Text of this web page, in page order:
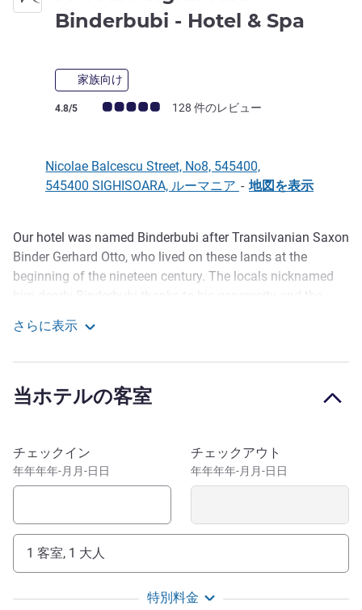
Binderbubi - Hotel & Spa
家族向け
お客さまの声 (確認済みレビュー アコーホテルズ)
4.8/5 128 件のレビュー
Nicolae Balcescu Street, No8, 545400,
545400 SIGHISOARA, ルーマニア - 地図を表示
説明
Our hotel was named Binderbubi after Transilvanian Saxon
Binder Gerhard Otto, who lived on these lands at the
beginning of the nineteen century. The locals nicknamed
respect he showed towards the community. The hotel is
centrally located at
bar, private parking in a quiet area. It welcomes guests to
The Mercure Sighisoara Binderbubi Hotel and Spa is at 6
minutes distance from the Citadel.The hotel offers 52
room, restaurant with tasty local dishes and private
It welcomes guests in a very tasty restaurant and great
terrace and drinks at bar. -Our convenient location will
increase your confort during your stay.
distance from Citadel of Sighisoara, tour clock, history
さらに表示
当ホテルの客室
このホテルを予約
チェックイン
年年年年-月月-日日
チェックアウト
年年年年-月月-日日
1 客室, 1 大人
特別料金